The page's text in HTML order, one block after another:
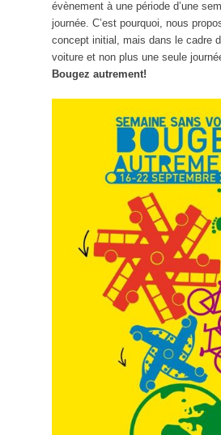
évènement à une période d’une
journée. C’est pourquoi, nous
concept initial, mais dans le cadre
voiture et non plus une seule
Bougez autrement!